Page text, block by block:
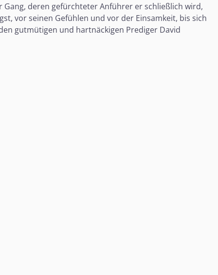
Gang, deren gefürchteter Anführer er schließlich wird,
vor seinen Gefühlen und vor der Einsamkeit, bis sich
gutmütigen und hartnäckigen Prediger David